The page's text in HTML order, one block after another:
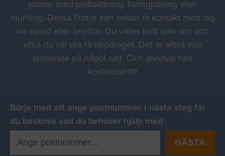
jobbar med plattsättning, formgjutning eller
murning. Dessa firmor kan sedan ta kontakt med dig
via epost eller telefon. Du väljer helt själv om och
vilka du vill ska få uppdraget. Det är alltså inte
bindande på något sätt. Och givetvis helt
kostnadsfritt!
Börja med att ange postnummer. I nästa steg får
du beskriva vad du behover hjälp med
NÄSTA